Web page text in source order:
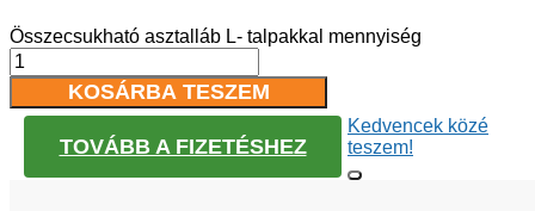
Összecsukható asztalláb L- talpakkal mennyiség
KOSÁRBA TESZEM
TOVÁBB A FIZETÉSHEZ
Kedvencek közé
teszem!